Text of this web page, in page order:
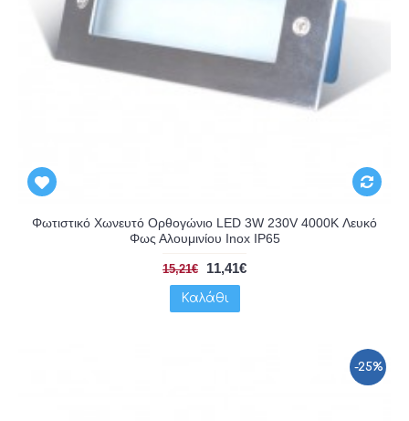
Φωτιστικό Χωνευτό Ορθογώνιο LED 3W 230V 4000K Λευκό
Φως Αλουμινίου Inox IP65
15,21€ 11,41€
Καλάθι
-25%